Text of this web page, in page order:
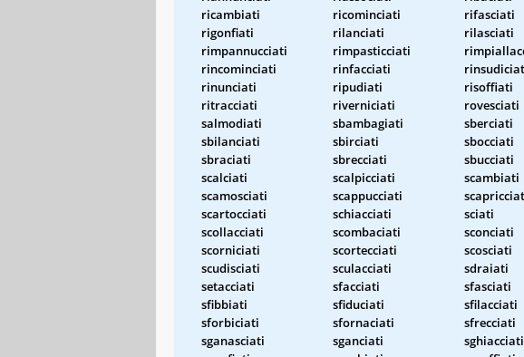
ricambiati
ricominciati rifasciati
rigonfiati
rilanciati rilasciati
rimpannucciati
rimpasticciati
rincominciati
rinfacciati
rinunciati
ripudiati risoffiati
ritracciati
riverniciati rovesciati
salmodiati
sbambagiati sberciati
sbilanciati
sbirciati sbocciati
sbraciati
sbrecciati sbucciati
scalciati
scalpicciati scambiati
scamosciati
scappucciati
scartocciati
schiacciati sciati
scollacciati
scombaciati sconciati
scorniciati
scortecciati scosciati
scudisciati
sculacciati sdraiati
setacciati
sfacciati sfasciati
sfibbiati
sfiduciati sfilacciati
sforbiciati
sfornaciati sfrecciati
sganasciati
sganciati sghiacciati